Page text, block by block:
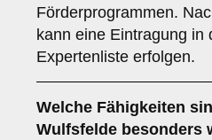
Förderprogrammen.
kann eine Eintragung in
Expertenliste erfolgen.
Welche Fähigkeiten
Wulfsfelde besonders